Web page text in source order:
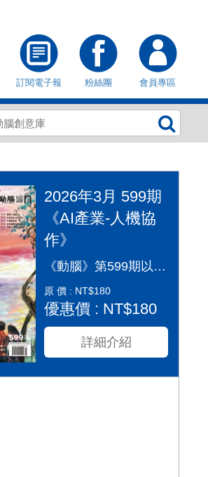
訂閱電子報
粉絲團 會員專區
2026年3月 599期
《AI產業-人機協
作》
《動腦》第599期以「AI產業：人機協作」為封面故事，探討AI從「造夢期」邁入「落地應用」的關鍵變革。本期深入剖析2026年AI產業全景，涵蓋代理型AI（Agentic AI）如何重塑顧客旅程、企業導入實戰指南及風險治理。透過專家觀點，解構從智慧金融到行銷流程的自動化轉型，並探討「人機協作」模式下，行銷人如何從軟體操作者轉變為AI指揮官，在矽基與碳基共存的時代，將算力轉化為驅動企業長期成長的關鍵動能，打造更有溫度的未來生活。
原 價 : NT$180
優惠價 : NT$180
詳細介紹